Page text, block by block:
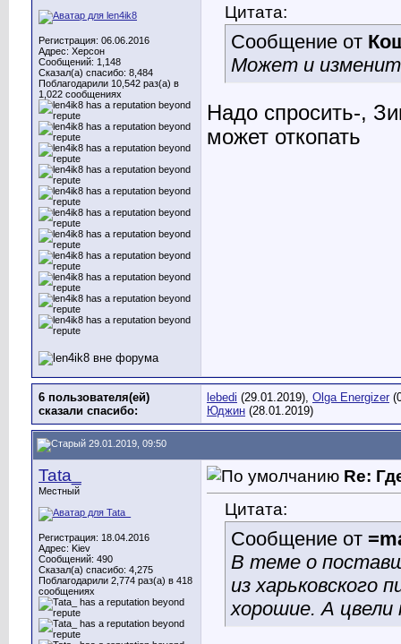
Регистрация: 06.06.2016
Адрес: Херсон
Сообщений: 1,148
Сказал(а) спасибо: 8,484
Поблагодарили 10,542 раз(а) в
1,022 сообщениях
Цитата:
Сообщение от
Может и
Надо спросить-,
может откопать
6 пользователя(ей)
сказали cпасибо:
lebedi (29.01.2019), Olga Energizer
Юджин (28.01.2019)
29.01.2019, 09:50
Tata_
Местный
Регистрация: 18.04.2016
Адрес: Kiev
Сообщений: 490
Сказал(а) спасибо: 4,275
Поблагодарили 2,774 раз(а) в 418
сообщениях
Re:
Цитата:
Сообщение от
В теме о
из
хорошие. А